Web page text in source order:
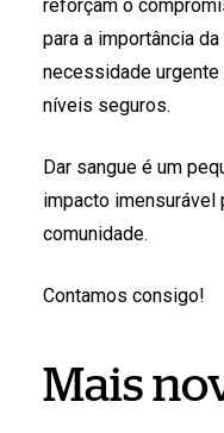
reforçam o
para a importância
necessidade
níveis seguros.
Dar sangue é um
impacto imensurável
comunidade.
Contamos consigo!
Mais